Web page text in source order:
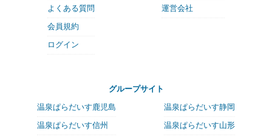
よくある質問
会員規約
ログイン
運営会社
グループサイト
温泉ぱらだいす鹿児島
温泉ぱらだいす信州
温泉ぱらだいす静岡
温泉ぱらだいす山形